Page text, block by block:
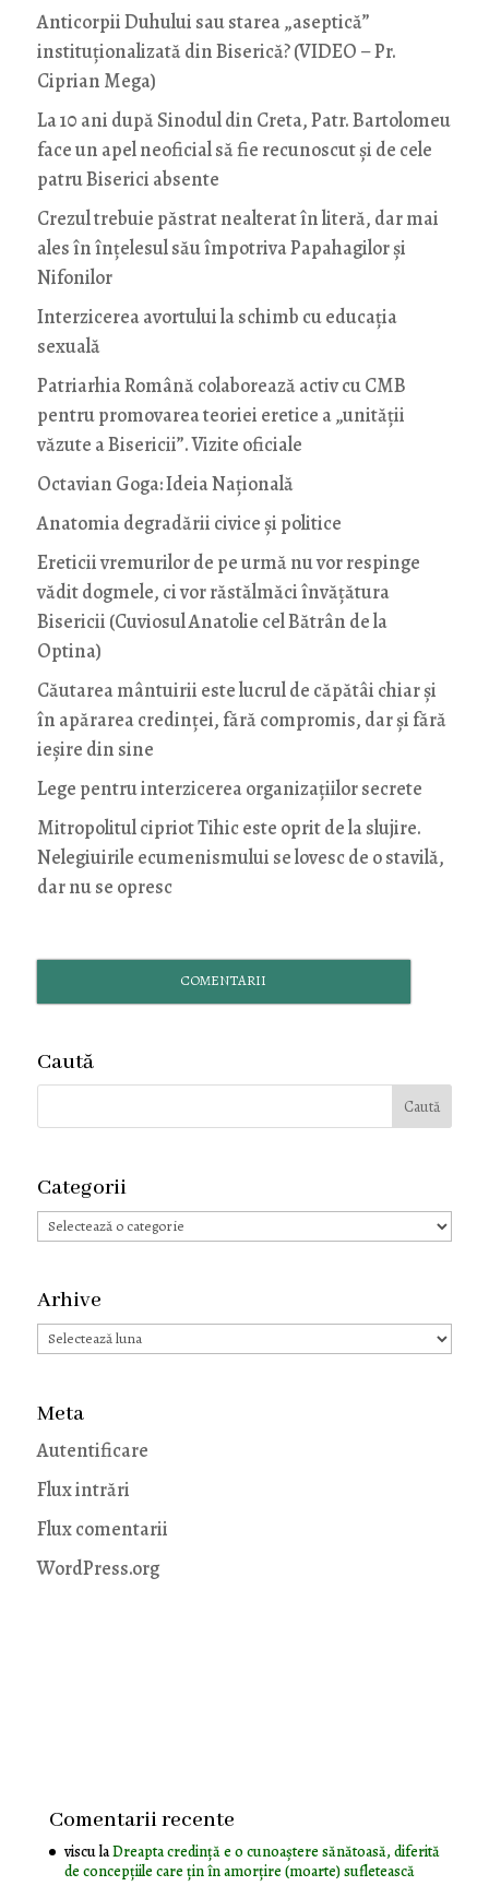
Anticorpii Duhului sau starea „aseptică”
instituționalizată din Biserică? (VIDEO – Pr.
Ciprian Mega)
La 10 ani după Sinodul din Creta, Patr. Bartolomeu
face un apel neoficial să fie recunoscut și de cele
patru Biserici absente
Crezul trebuie păstrat nealterat în literă, dar mai
ales în înțelesul său împotriva Papahagilor și
Nifonilor
Interzicerea avortului la schimb cu educaţia
sexuală
Patriarhia Română colaborează activ cu CMB
pentru promovarea teoriei eretice a „unității
văzute a Bisericii”. Vizite oficiale
Octavian Goga: Ideia Naţională
Anatomia degradării civice și politice
Ereticii vremurilor de pe urmă nu vor respinge
vădit dogmele, ci vor răstălmăci învățătura
Bisericii (Cuviosul Anatolie cel Bătrân de la
Optina)
Căutarea mântuirii este lucrul de căpătâi chiar și
în apărarea credinței, fără compromis, dar și fără
ieșire din sine
Lege pentru interzicerea organizaţiilor secrete
Mitropolitul cipriot Tihic este oprit de la slujire.
Nelegiuirile ecumenismului se lovesc de o stavilă,
dar nu se opresc
COMENTARII
Caută
Categorii
Categorii
Arhive
Arhive
Meta
Autentificare
Flux intrări
Flux comentarii
WordPress.org
Comentarii recente
visculaDreapta credință e o cunoaștere sănătoasă, diferită
de concepțiile care țin în amorțire (moarte) sufletească